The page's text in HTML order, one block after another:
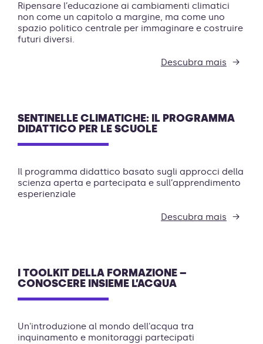
Ripensare l’educazione ai cambiamenti climatici
non come un capitolo a margine, ma come uno
spazio politico centrale per immaginare e costruire
futuri diversi.
Descubra mais
SENTINELLE CLIMATICHE: IL PROGRAMMA
DIDATTICO PER LE SCUOLE
Il programma didattico basato sugli approcci della
scienza aperta e partecipata e sull’apprendimento
esperienziale
Descubra mais
I TOOLKIT DELLA FORMAZIONE –
CONOSCERE INSIEME L’ACQUA
Un'introduzione al mondo dell'acqua tra
inquinamento e monitoraggi partecipati